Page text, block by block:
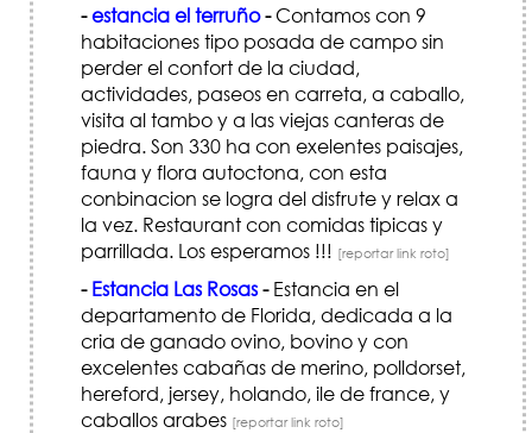
-estancia el terruño-Contamos con 9
habitaciones tipo posada de campo sin
perder el confort de la ciudad,
actividades, paseos en carreta, a caballo,
visita al tambo y a las viejas canteras de
piedra. Son 330 ha con exelentes paisajes,
fauna y flora autoctona, con esta
conbinacion se logra del disfrute y relax a
la vez. Restaurant con comidas tipicas y
parrillada. Los esperamos !!! [reportar link roto]
- Estancia Las Rosas-Estancia en el
departamento de Florida, dedicada a la
cria de ganado ovino, bovino y con
excelentes cabañas de merino, polldorset,
hereford, jersey, holando, ile de france, y
caballos arabes [reportar link roto]